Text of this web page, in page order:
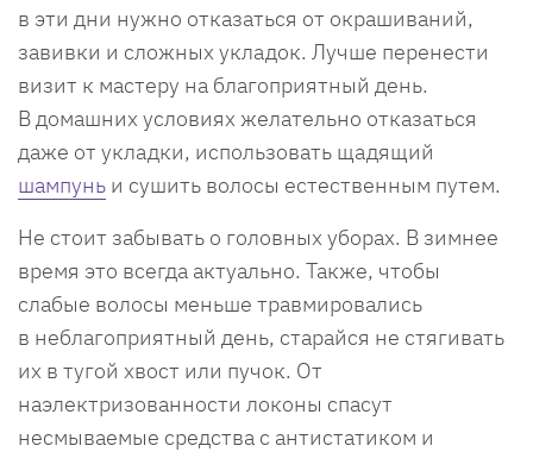
в эти дни нужно отказаться от окрашиваний,
завивки и сложных укладок. Лучше перенести
визит к мастеру на благоприятный день.
В домашних условиях желательно отказаться
даже от укладки, использовать щадящий
шампунь и сушить волосы естественным путем.
Не стоит забывать о головных уборах. В зимнее
время это всегда актуально. Также, чтобы
слабые волосы меньше травмировались
в неблагоприятный день, старайся не стягивать
их в тугой хвост или пучок. От
наэлектризованности локоны спасут
несмываемые средства с антистатиком и